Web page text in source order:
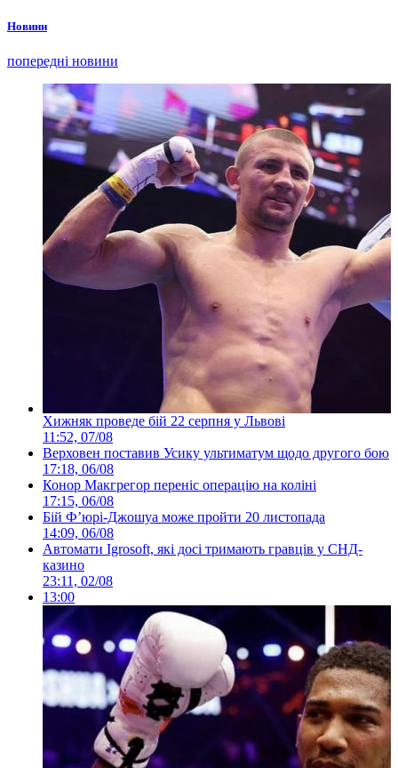
Новини
попередні новини
Хижняк проведе бій 22 серпня у Львові
11:52, 07/08
Верховен поставив Усику ультиматум щодо другого бою
17:18, 06/08
Конор Макгрегор переніс операцію на коліні
17:15, 06/08
Бій Ф’юрі-Джошуа може пройти 20 листопада
14:09, 06/08
Автомати Igrosoft, які досі тримають гравців у СНД-
казино
23:11, 02/08
13:00